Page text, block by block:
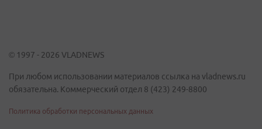
© 1997 - 2026 VLADNEWS
При любом использовании материалов ссылка на vladnews.ru
обязательна. Коммерческий отдел 8 (423) 249-8800
Политика обработки персональных данных